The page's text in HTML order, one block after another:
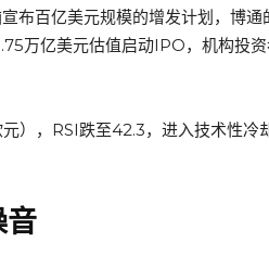
布百亿美元规模的增发计划，博
万亿美元估值启动IPO，机构投
），RSI跌至42.3，进入技术性
音